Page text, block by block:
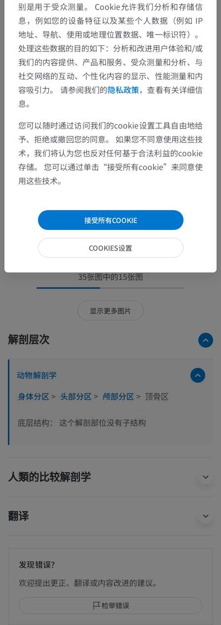
35张图中的15张图
显示更多图片
解剖层次
动物解剖学
身体分区 > 头部分区 > 颅部分区 > 顶骨区
底层结构： 这个解剖部位没有子结构
人類的比较解剖学
翻译
发现错误？
欢迎提出更正、翻译或内容改进的建议。
检举错误
别是用于受众测量。 Cookie允许我们分析和存储信
息，例如您的设备特征以及某些个人数据（例如 IP
地址、导航、使用或地理位置数据、唯一标识符）。
处理这些数据的目的如下：分析和改进用户体验和/或
我们的内容提供、产品和服务、受众测量和分析、与
社交网络的互动、个性化内容的显示、性能测量和内
容吸引力。 请参阅我们的隐私政策，查看有关详细信
息。
您可以随时通过访问我们的cookie设置工具自由地给
予、拒绝或撤回您的同意。 如果您不同意使用这些技
术，我们将认为您也反对任何基于合法利益的cookie
存储。 您可以通过单击“接受所有cookie”来同意使
用这些技术。
接受所有COOKIE
COOKIES设置